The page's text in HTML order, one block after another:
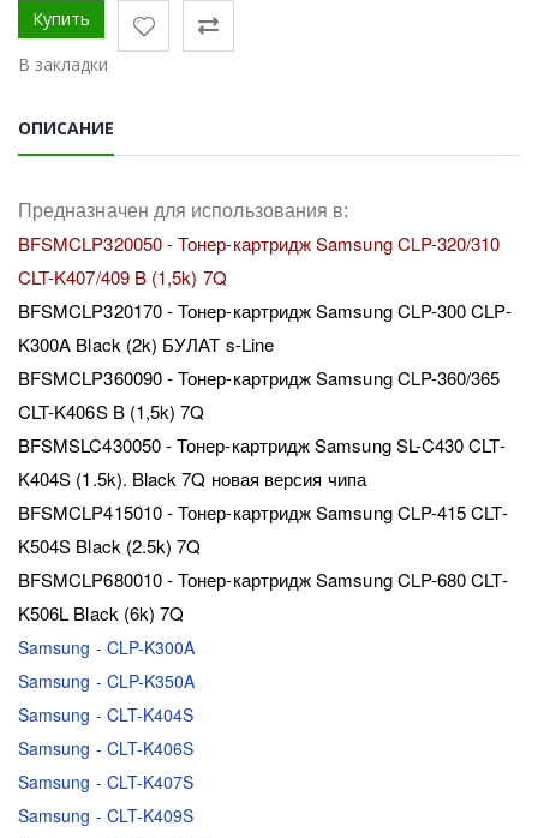
В закладки
ОПИСАНИЕ
Предназначен для использования в:
BFSMCLP320050 - Тонер-картридж Samsung CLP-320/310
CLT-K407/409 B (1,5k) 7Q
BFSMCLP320170 - Тонер-картридж Samsung CLP-300 CLP-
K300A Black (2k) БУЛАТ s-Line
BFSMCLP360090 - Тонер-картридж Samsung CLP-360/365
CLT-K406S B (1,5k) 7Q
BFSMSLC430050 - Тонер-картридж Samsung SL-C430 CLT-
K404S (1.5k). Black 7Q новая версия чипа
BFSMCLP415010 - Тонер-картридж Samsung CLP-415 CLT-
K504S Black (2.5k) 7Q
BFSMCLP680010 - Тонер-картридж Samsung CLP-680 CLT-
K506L Black (6k) 7Q
Samsung - CLP-K300A
Samsung - CLP-K350A
Samsung - CLT-K404S
Samsung - CLT-K406S
Samsung - CLT-K407S
Samsung - CLT-K409S